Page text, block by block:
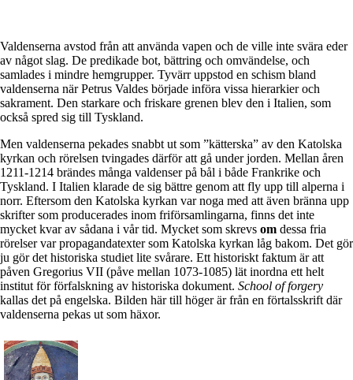
Valdenserna avstod från att använda vapen och de ville inte svära eder
av något slag. De predikade bot, bättring och omvändelse, och
samlades i mindre hemgrupper. Tyvärr uppstod en schism bland
valdenserna när Petrus Valdes började införa vissa hierarkier och
sakrament. Den starkare och friskare grenen blev den i Italien, som
också spred sig till Tyskland.
Men valdenserna pekades snabbt ut som ”kätterska” av den Katolska
kyrkan och rörelsen tvingades därför att gå under jorden. Mellan åren
1211-1214 brändes många valdenser på bål i både Frankrike och
Tyskland. I Italien klarade de sig bättre genom att fly upp till alperna i
norr. Eftersom den Katolska kyrkan var noga med att även bränna upp
skrifter som producerades inom friförsamlingarna, finns det inte
mycket kvar av sådana i vår tid. Mycket som skrevs om dessa fria
rörelser var propagandatexter som Katolska kyrkan låg bakom. Det gör
ju gör det historiska studiet lite svårare. Ett historiskt faktum är att
påven Gregorius VII (påve mellan 1073-1085) lät inordna ett helt
institut för förfalskning av historiska dokument. School of forgery
kallas det på engelska. Bilden här till höger är från en förtalsskrift där
valdenserna pekas ut som häxor.